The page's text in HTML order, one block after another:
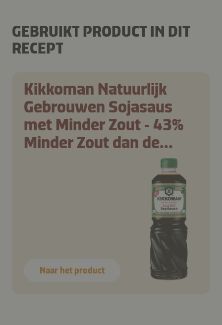
GEBRUIKT PRODUCT IN DIT
RECEPT
Kikkoman Natuurlijk
Gebrouwen Sojasaus
met Minder Zout ‑ 43%
Minder Zout dan de
traditionele Kikkoman
Naar het product